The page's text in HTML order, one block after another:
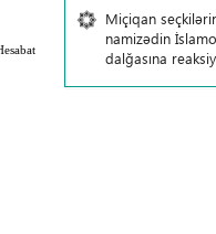
Miçiqan
namizədin
dalğasına